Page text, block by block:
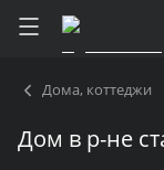
Дома, коттеджи
Дом в р-не